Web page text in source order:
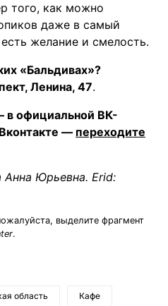
того, как можно
даже в самый
желание и смелость.
«Бальдивах»?
Ленина, 47.
в официальной ВК-
— переходите
Юрьевна. Erid:
выделите фрагмент
.
область Кафе